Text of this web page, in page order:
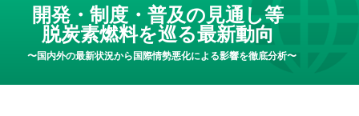
開発・制度・普及の見通し等
脱炭素燃料を巡る最新動向
〜国内外の最新状況から国際情勢悪化による影響を徹底分析〜